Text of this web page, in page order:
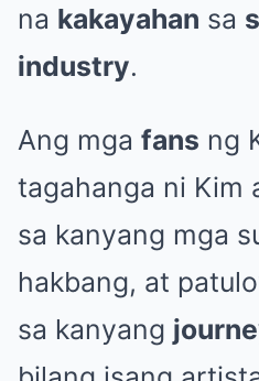
na kakayahan sa
industry.
Ang mga fans ng
tagahanga ni Kim
sa kanyang mga
hakbang, at
sa kanyang